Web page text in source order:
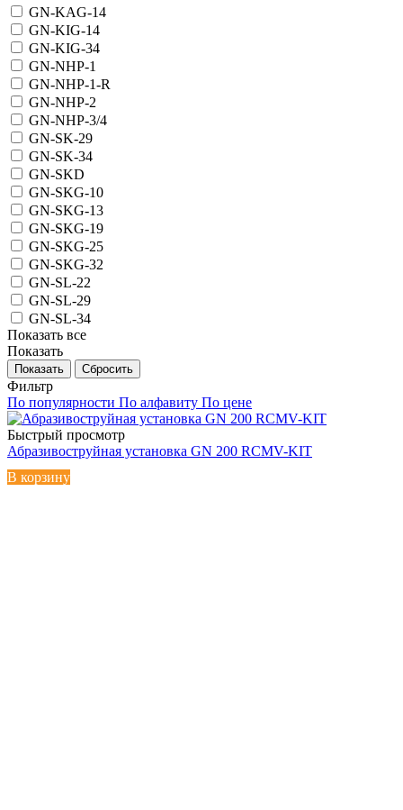
GN-KAG-14
GN-KIG-14
GN-KIG-34
GN-NHP-1
GN-NHP-1-R
GN-NHP-2
GN-NHP-3/4
GN-SK-29
GN-SK-34
GN-SKD
GN-SKG-10
GN-SKG-13
GN-SKG-19
GN-SKG-25
GN-SKG-32
GN-SL-22
GN-SL-29
GN-SL-34
Показать все
Показать
Сбросить
Фильтр
По популярности По алфавиту По цене
Быстрый просмотр
Абразивоструйная установка GN 200 RCMV-KIT
В корзину